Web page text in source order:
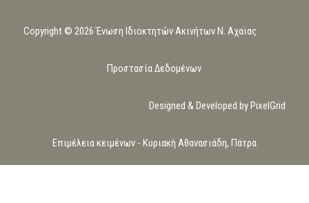
Copyright © 2026 Ένωση Ιδιοκτητών Ακινήτων Ν. Αχαϊας
Προστασία Δεδομένων
Designed & Developed by PixelGrid
Επιμέλεια κειμένων - Κυριακή Αθανασιάδη, Πάτρα